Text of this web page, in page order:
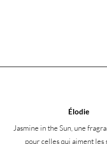
Élodie
Jasmine in the Sun, une
pour celles qui aiment les